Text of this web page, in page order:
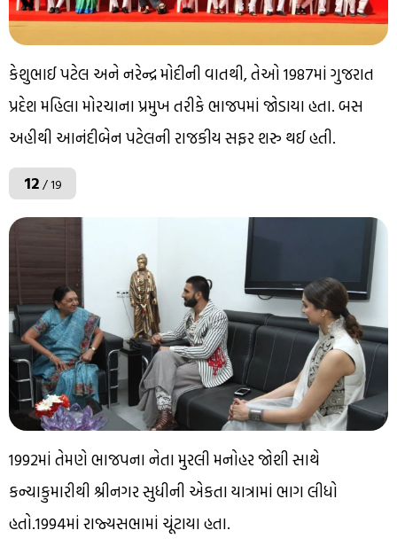
કેશુભાઈ પટેલ અને નરેન્દ્ર મોદીની વાતથી, તેઓ 1987માં ગુજરાત
પ્રદેશ મહિલા મોરચાના પ્રમુખ તરીકે ભાજપમાં જોડાયા હતા. બસ
અહીથી આનંદીબેન પટેલની રાજકીય સફર શરુ થઈ હતી.
12/ 19
1992માં તેમણે ભાજપના નેતા મુરલી મનોહર જોશી સાથે
કન્યાકુમારીથી શ્રીનગર સુધીની એકતા યાત્રામાં ભાગ લીધો
હતો.1994માં રાજ્યસભામાં ચૂંટાયા હતા.